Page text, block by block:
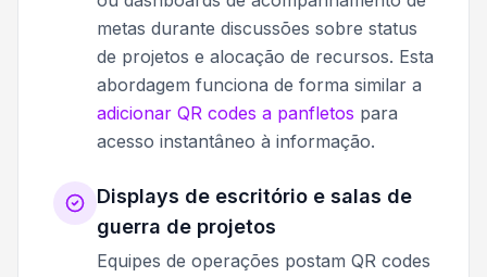
metas durante discussões sobre status
de projetos e alocação de recursos. Esta
abordagem funciona de forma similar a
adicionar QR codes a panfletos para
acesso instantâneo à informação.
Displays de escritório e salas de
guerra de projetos
Equipes de operações postam QR codes